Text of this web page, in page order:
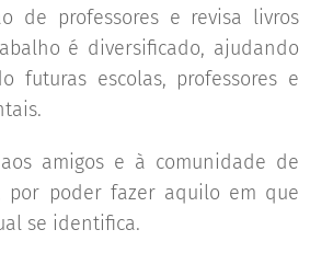
de professores e revisa livros
é diversificado, ajudando
futuras escolas, professores e
amigos e à comunidade de
por poder fazer aquilo em que
se identifica.